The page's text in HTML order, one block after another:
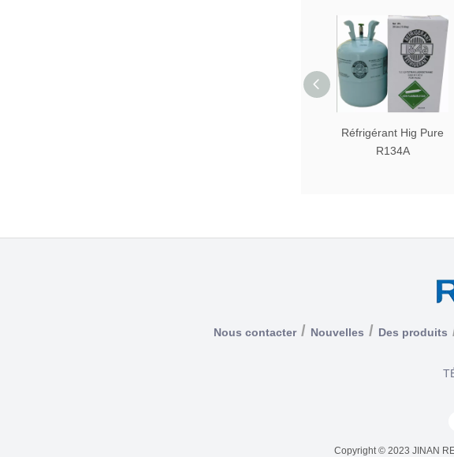
Réfrigérant Hig Pure
R134A
Nous contacter / Nouvelles / Des produits
Copyright © 2023 JINAN